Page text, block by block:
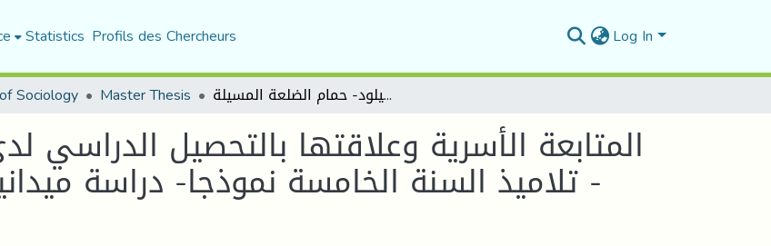
Statistics Profils des Chercheurs Log In
Sociology Master Thesis المتابعة الأسرية وعلاقتها بالتحصيل الدراسي لدى تلاميذ المرحلة الابتدائية - تلاميذ السنة الخامسة نموذجا- دراسة ميدانية بابتدائية جودي الميلود- حمام الضلعة المسيلة -
المتابعة الأسرية وعلاقتها بالتحصيل الدراسي
- تلاميذ السنة الخامسة نموذجا- دراسة